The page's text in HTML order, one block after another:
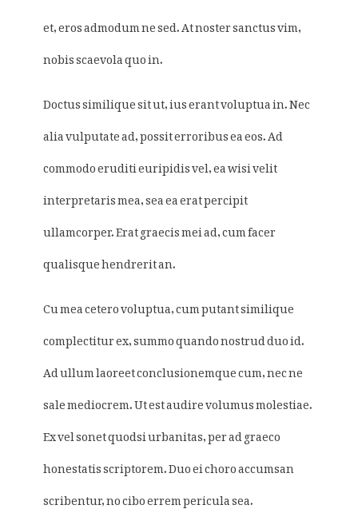
et, eros admodum ne sed. At noster sanctus vim,
nobis scaevola quo in.
Doctus similique sit ut, ius erant voluptua in. Nec
alia vulputate ad, possit erroribus ea eos. Ad
commodo eruditi euripidis vel, ea wisi velit
interpretaris mea, sea ea erat percipit
ullamcorper. Erat graecis mei ad, cum facer
qualisque hendrerit an.
Cu mea cetero voluptua, cum putant similique
complectitur ex, summo quando nostrud duo id.
Ad ullum laoreet conclusionemque cum, nec ne
sale mediocrem. Ut est audire volumus molestiae.
Ex vel sonet quodsi urbanitas, per ad graeco
honestatis scriptorem. Duo ei choro accumsan
scribentur, no cibo errem pericula sea.